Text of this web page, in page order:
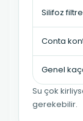
Silifoz
Conta
Genel
Su çok
gerekebilir.